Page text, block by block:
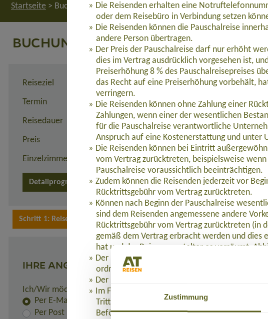
Zustimmung
Startseite > Buchung
BUCHUNG
Reiseziel Aktivurlaub La Gomera - Speziell für
Termin 22.08. - 29.08.2026
Reisedauer 8 Tage
Preis 2.289,00 Euro inkl. Flug
Einzelzimmerzuschlag 360,00 Euro
Detailprogramm 8 Tage Detailprogramm 15 Tage
IHRE ANGABEN
Ich/Wir möchte(n) die Rechnung und alle Unterlagen erhalten:
Per E-Mail
Per Post
Die Reisenden erhalten eine
oder dem Reisebüro in Verbindung setzen
Die Reisenden können die Pauschalreise
andere Person übertragen.
Der Preis der Pauschalreise darf nur erhöht
dies im Vertrag ausdrücklich vorgesehen ist,
Preiserhöhung 8 % des Pauschalreisepreises
das Recht auf eine Preiserhöhung vorbehält,
verringern.
Die Reisenden können ohne Zahlung einer
Zahlungen, wenn einer der wesentlichen
für die Pauschalreise verantwortliche
Anspruch auf eine Kostenerstattung und unter
Die Reisenden können bei Eintritt
vom Vertrag zurücktreten, beispielsweise
Pauschalreise voraussichtlich beeinträchtigen.
Zudem können die Reisenden jederzeit vor
Rücktrittsgebühr vom Vertrag zurücktreten.
Können nach Beginn der Pauschalreise
sind dem Reisenden angemessene andere
Rücktrittsgebühr vom Vertrag zurücktreten (in
gemäß dem Vertrag erbracht werden und dies
hat und der Reiseveranstalter es versäumt,
Der Reisende hat Anspruch auf eine
ordnungsgemäß erbracht werden.
Der Reiseveranstalter leistet dem Reisenden
Im Fall der Insolvenz des Reiseveranstalters
Tritt die Insolvenz des Reiseveranstalters
Beförderung Bestandteil der Pauschalreise,